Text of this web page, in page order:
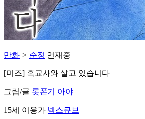
만화 > 순정 연재중
[미즈] 흑교사와 살고 있습니다
그림/글 롯폰기 아야
15세 이용가 넥스큐브